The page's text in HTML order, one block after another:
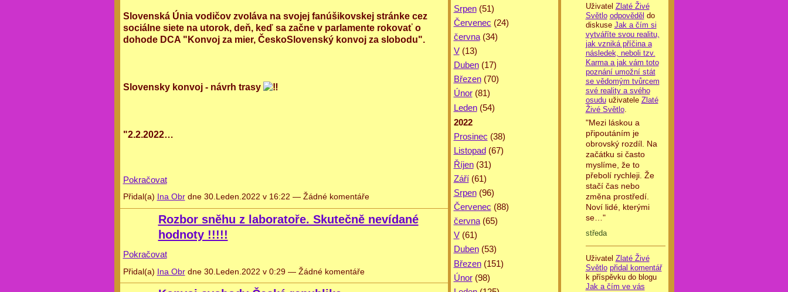
Slovenská Únia vodičov zvoláva na svojej fanúšikovskej stránke cez
sociálne siete na utorok, deň, keď sa začne v parlamente rokovať o
dohode DCA "Konvoj za mier, ČeskoSlovenský konvoj za slobodu".
Slovensky konvoj - návrh trasy
"2.2.2022…
Pokračovat
Přidal(a) Ina Obrdne 30.Leden.2022 v 16:22 — Žádné komentáře
Rozbor sněhu z laboratoře. Skutečně nevídané
hodnoty !!!!!
Pokračovat
Přidal(a) Ina Obrdne 30.Leden.2022 v 0:29 — Žádné komentáře
Srpen(51)
Červenec (24)
června(34)
V(13)
Duben(17)
Březen(70)
Únor(81)
Leden(54)
2022
Prosinec (38)
Listopad(67)
Říjen(31)
Září(61)
Srpen(96)
Červenec (88)
června(65)
V(61)
Duben(53)
Březen(151)
Únor(98)
Uživatel Zlaté Živé
Světlo odpověděl do
diskuse Jak a čím si
vytváříte svou realitu,
jak vzniká příčina a
následek, neboli tzv.
Karma a jak vám toto
poznání umožní stát
se vědomým tvůrcem
své reality a svého
osuduuživatele Zlaté
Živé Světlo.
"Mezi láskou a
připoutáním je
obrovský rozdíl. Na
začátku si často
myslíme, že to
přebolí rychleji. Že
stačí čas nebo
změna prostředí.
Noví lidé, kterými
se…"
středa
Uživatel Zlaté Živé
Světlo přidal komentář
k příspěvku do blogu
Jak a čím ve vás